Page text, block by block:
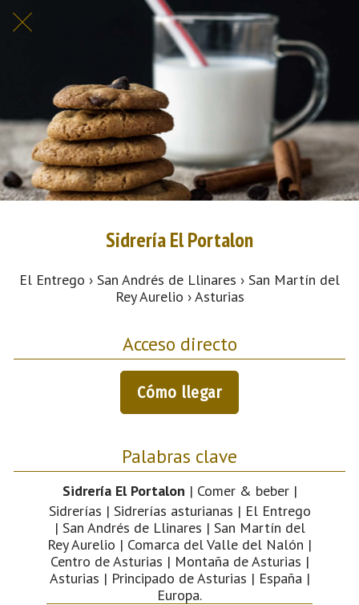
Sidrería El Portalon
El Entrego › San Andrés de Llinares › San Martín del
Rey Aurelio › Asturias
Acceso directo
Cómo llegar
Palabras clave
Sidrería El Portalon | Comer & beber |
Sidrerías | Sidrerías asturianas | El Entrego
| San Andrés de Llinares | San Martín del
Rey Aurelio | Comarca del Valle del Nalón |
Centro de Asturias | Montaña de Asturias |
Asturias | Principado de Asturias | España |
Europa.